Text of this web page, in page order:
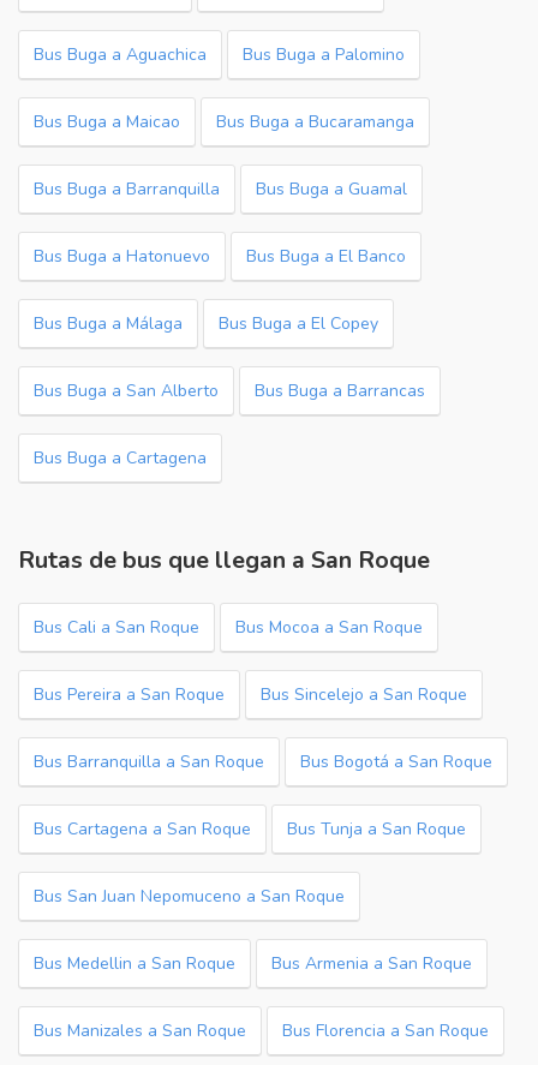
Bus Buga a Aguachica Bus Buga a Palomino
Bus Buga a Maicao Bus Buga a Bucaramanga
Bus Buga a Barranquilla Bus Buga a Guamal
Bus Buga a Hatonuevo Bus Buga a El Banco
Bus Buga a Málaga Bus Buga a El Copey
Bus Buga a San Alberto Bus Buga a Barrancas
Bus Buga a Cartagena
Rutas de bus que llegan a San Roque
Bus Cali a San Roque Bus Mocoa a San Roque
Bus Pereira a San Roque Bus Sincelejo a San Roque
Bus Barranquilla a San Roque Bus Bogotá a San Roque
Bus Cartagena a San Roque Bus Tunja a San Roque
Bus San Juan Nepomuceno a San Roque
Bus Medellin a San Roque Bus Armenia a San Roque
Bus Manizales a San Roque Bus Florencia a San Roque